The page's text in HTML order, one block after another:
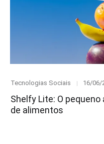
Category
Tecnologias Sociais
Posted
16/06/
Shelfy Lite: O
de alimentos